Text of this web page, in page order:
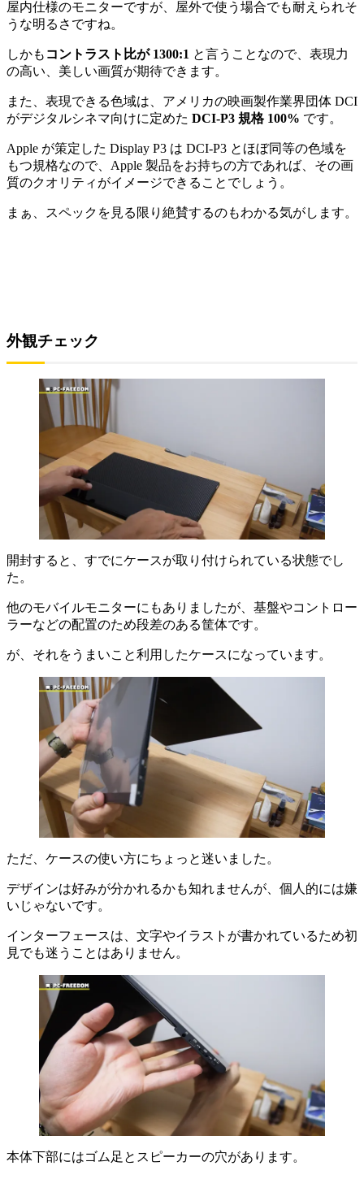
屋内仕様のモニターですが、屋外で使う場合でも耐えられそ
うな明るさですね。
しかも コントラスト比が 1300:1 と言うことなので、表現力
の高い、美しい画質が期待できます。
また、表現できる色域は、アメリカの映画製作業界団体 DCI
がデジタルシネマ向けに定めた DCI-P3 規格 100% です。
Apple が策定した Display P3 は DCI-P3 とほぼ同等の色域を
もつ規格なので、Apple 製品をお持ちの方であれば、その画
質のクオリティがイメージできることでしょう。
まぁ、スペックを見る限り絶賛するのもわかる気がします。
外観チェック
開封すると、すでにケースが取り付けられている状態でし
た。
他のモバイルモニターにもありましたが、基盤やコントロー
ラーなどの配置のため段差のある筐体です。
が、それをうまいこと利用したケースになっています。
ただ、ケースの使い方にちょっと迷いました。
デザインは好みが分かれるかも知れませんが、個人的には嫌
いじゃないです。
インターフェースは、文字やイラストが書かれているため初
見でも迷うことはありません。
本体下部にはゴム足とスピーカーの穴があります。